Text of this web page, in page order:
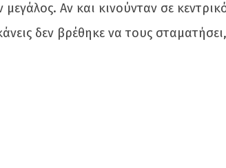
Αν και κινούνταν σε
δεν βρέθηκε να τους